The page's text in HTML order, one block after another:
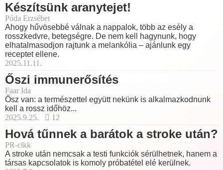
Készítsünk aranytejet!
Póda Erzsébet
Ahogy hűvösebbé válnak a nappalok, több az esély a
rosszkedvre, betegségre. De nem kell hagynunk, hogy
elhatalmasodjon rajtunk a melankólia – ajánlunk egy
receptet ellene.
2025.11.11.
Őszi immunerősítés
Faar Ida
Ősz van: a természettel együtt nekünk is alkalmazkodnunk
kell a rossz időhöz...
2025.9.25.
12
Hová tűnnek a barátok a stroke után?
PR-cikk
A stroke után nemcsak a testi funkciók sérülhetnek, hanem a
társas kapcsolatok is komoly próbatétel elé kerülnek.